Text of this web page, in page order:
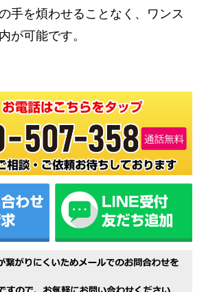
手を煩わせることなく、ワンス
が可能です。